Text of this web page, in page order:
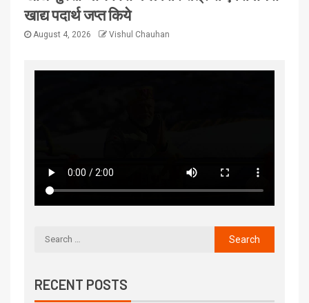
खाद्य पदार्थ जप्त किये
August 4, 2026 Vishul Chauhan
RECENT POSTS